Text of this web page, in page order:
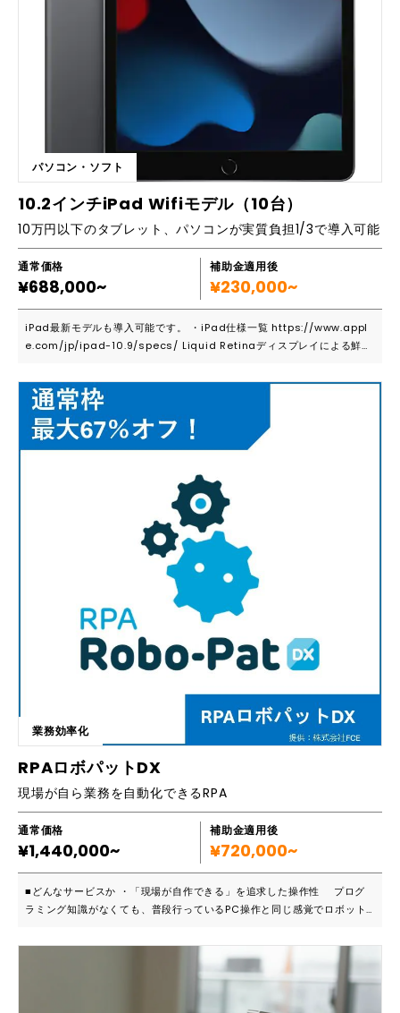
成 ・多言語対応機能によるリアルタイム翻訳 ・顧客対応チャットボット
としての活用 ・マーケティングコンテンツの自動生成 ・データ分析とレ
パソコン・ソフト
10.2インチiPad Wifiモデル（10台）
10万円以下のタブレット、パソコンが実質負担1/3で導入可能
通常価格
¥688,000~
補助金適用後
¥230,000~
iPad最新モデルも導入可能です。 ・iPad仕様一覧 https://www.appl
e.com/jp/ipad-10.9/specs/ Liquid Retinaディスプレイによる鮮や
ーンでの活用も増えてきた「動画」制作にもパワフルに活用できます。 4
Kビデオ撮影（24fps、25fps、30fpsまたは60fps） 1080p HDビデ
オ撮影（25fps、30fpsまたは60fps） 720p HDビデオ撮影（30fps
または60fps） 1080pスローモーションビデオ（120fpsまたは240fp
s）に対応 手ぶれ補正機能を使ったタイムラプスビデオ ビデオの拡張ダ
オ手ぶれ補正（1080pと720p） 連続オートフォーカスビデオ 再生ズー
ム ビデオ撮影フォーマット：HEVC、H.264
業務効率化
RPAロボパットDX
現場が自ら業務を自動化できるRPA
通常価格
¥1,440,000~
補助金適用後
¥720,000~
■どんなサービスか ・「現場が自作できる」を追求した操作性 プログ
ラミング知識がなくても、普段行っているPC操作と同じ感覚でロボット
る現場担当者が直接自動化を進められるのが最大の特徴です。 ・あらゆ
るPC業務に対応可能 高度な画像認識機能を搭載しており、ブラウザ、
Excel、自社基幹システムなど、Windows上で動作するすべてのアプリ